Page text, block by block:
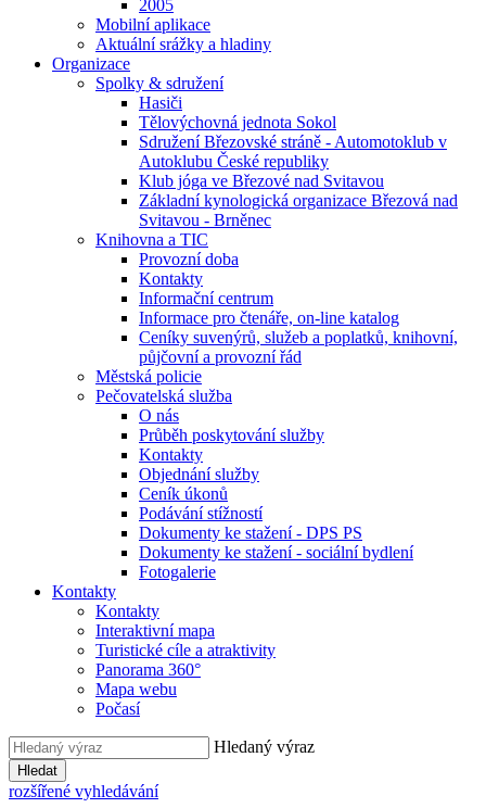
2005
Mobilní aplikace
Aktuální srážky a hladiny
Organizace
Spolky & sdružení
Hasiči
Tělovýchovná jednota Sokol
Sdružení Březovské stráně - Automotoklub v
Autoklubu České republiky
Klub jóga ve Březové nad Svitavou
Základní kynologická organizace Březová nad
Svitavou - Brněnec
Knihovna a TIC
Provozní doba
Kontakty
Informační centrum
Informace pro čtenáře, on-line katalog
Ceníky suvenýrů, služeb a poplatků, knihovní,
půjčovní a provozní řád
Městská policie
Pečovatelská služba
O nás
Průběh poskytování služby
Kontakty
Objednání služby
Ceník úkonů
Podávání stížností
Dokumenty ke stažení - DPS PS
Dokumenty ke stažení - sociální bydlení
Fotogalerie
Kontakty
Kontakty
Interaktivní mapa
Turistické cíle a atraktivity
Panorama 360°
Mapa webu
Počasí
Hledaný výraz
Hledat
rozšířené vyhledávání